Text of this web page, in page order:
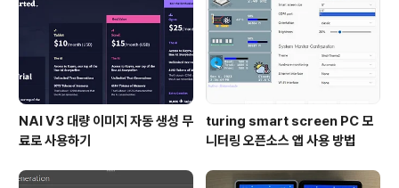
NAI V3 대량 이미지 자동 생성 무
료로 사용하기
turing smart screen PC 모
니터링 오픈소스 앱 사용 방법